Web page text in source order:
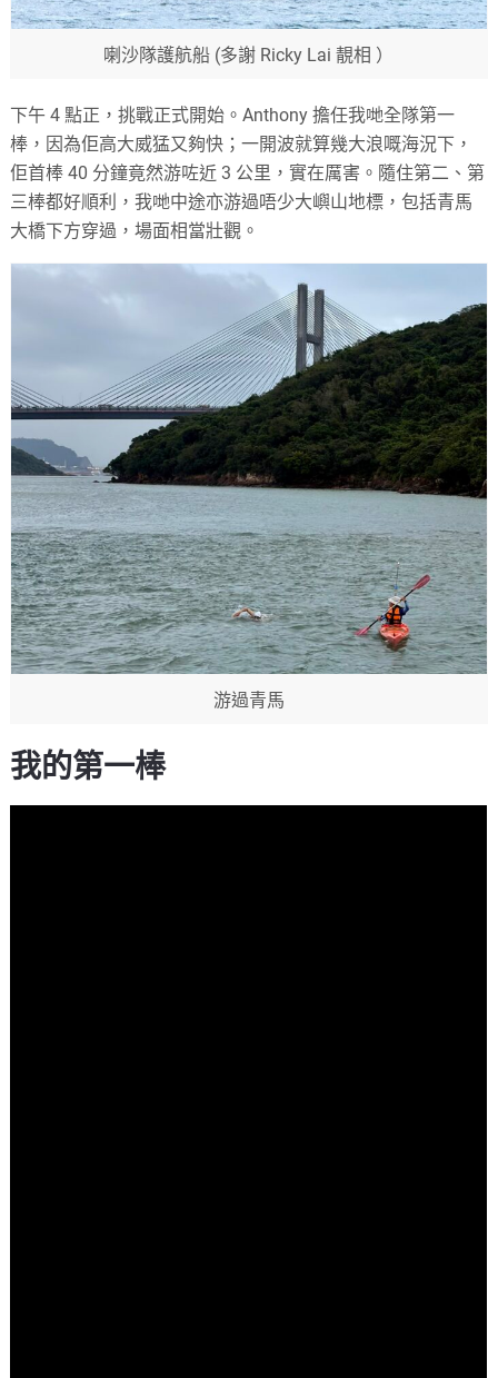
喇沙隊護航船 (多謝 Ricky Lai 靚相 ）
下午 4 點正，挑戰正式開始。Anthony 擔任我哋全隊第一
棒，因為佢高大威猛又夠快；一開波就算幾大浪嘅海況下，
佢首棒 40 分鐘竟然游咗近 3 公里，實在厲害。隨住第二、第
三棒都好順利，我哋中途亦游過唔少大嶼山地標，包括青馬
大橋下方穿過，場面相當壯觀。
游過青馬
我的第一棒